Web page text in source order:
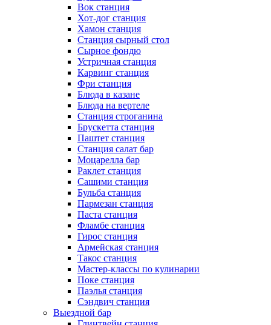
Вок станция
Хот-дог станция
Хамон станция
Станция сырный стол
Сырное фондю
Устричная станция
Карвинг станция
Фри станция
Блюда в казане
Блюда на вертеле
Станция строганина
Брускетта станция
Паштет станция
Станция салат бар
Моцарелла бар
Раклет станция
Сашими станция
Бульба станция
Пармезан станция
Паста станция
Фламбе станция
Гирос станция
Армейская станция
Такос станция
Мастер-классы по кулинарии
Поке станция
Паэлья станция
Сэндвич станция
Выездной бар